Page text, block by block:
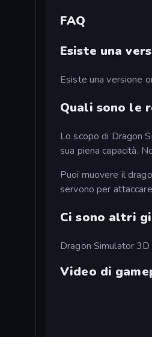
FAQ
Esiste una
Esiste una versione
Quali sono le
Lo scopo di Dragon
sua piena capacità.
Puoi muovere il
servono per
Ci sono altri
Dragon Simulator 3D
Video di